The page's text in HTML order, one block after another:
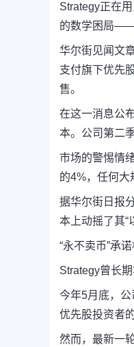
Strategy正在
的数学困局
华尔街见闻文
支付旗下优先
售。
在这一消息公
本。公司第二
市场的警惕情
的4%，任何大
据华尔街日报
本上动摇了其“
“永不卖币”承
Strategy曾长期
今年5月底，
优先股投资者
然而， 最新一